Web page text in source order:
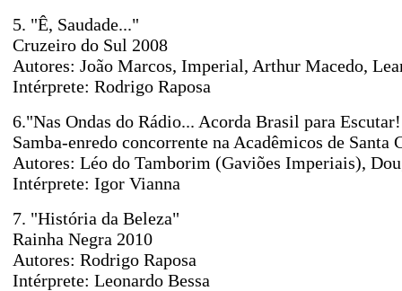
5. "Ê, Saudade..."
Cruzeiro do Sul 2008
Autores: João Marcos, Imperial, Arthur Macedo,
Intérprete: Rodrigo Raposa
6."Nas Ondas do Rádio... Acorda Brasil para
Samba-enredo concorrente na Acadêmicos de Santa
Autores: Léo do Tamborim (Gaviões Imperiais),
Intérprete: Igor Vianna
7. "História da Beleza"
Rainha Negra 2010
Autores: Rodrigo Raposa
Intérprete: Leonardo Bessa